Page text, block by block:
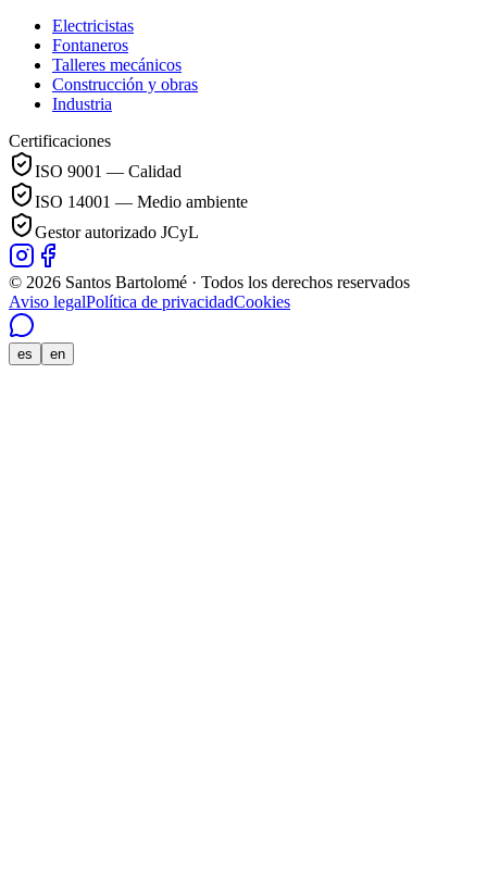
Electricistas
Fontaneros
Talleres mecánicos
Construcción y obras
Industria
Certificaciones
ISO 9001 — Calidad
ISO 14001 — Medio ambiente
Gestor autorizado JCyL
© 2026 Santos Bartolomé · Todos los derechos reservados
Aviso legalPolítica de privacidadCookies
es en